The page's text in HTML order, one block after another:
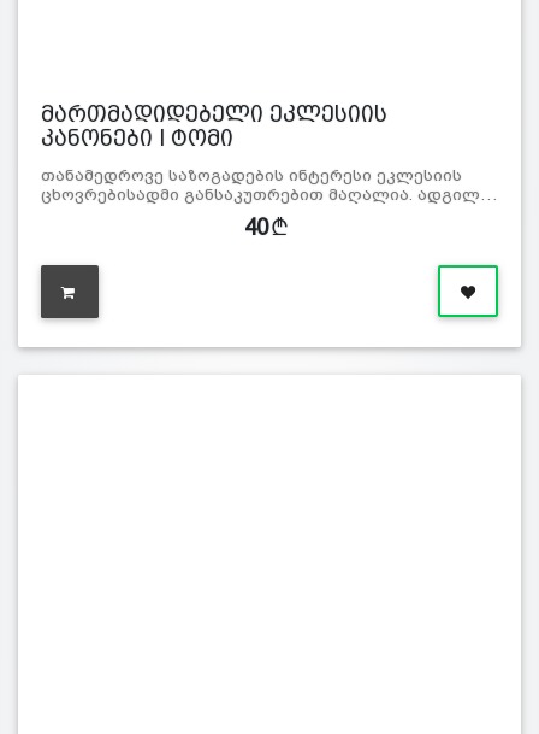
მართმადიდებელი ეკლესიის
კანონები I ტომი
თანამედროვე საზოგადების ინტერესი ეკლესიის
ცხოვრებისადმი განსაკუთრებით მაღალია. ადგილ…
40